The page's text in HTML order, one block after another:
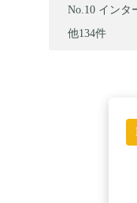
インタ
他134件